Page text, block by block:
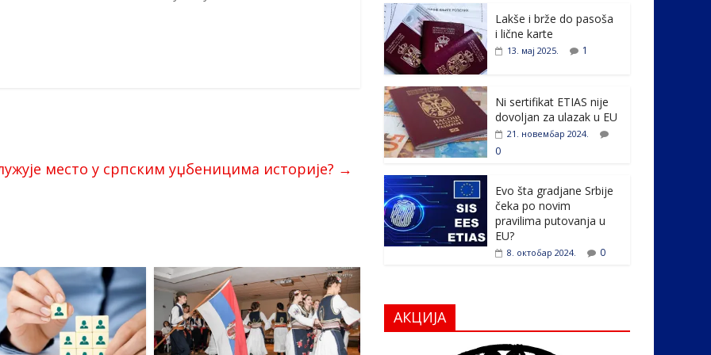
место у српским уџбеницима историје? →
b
o
o
k
er e
dI
e
Lakše i brže do pasoša
i lične karte
13. мај 2025. 1
Ni sertifikat ETIAS nije
dovoljan za ulazak u EU
21. новембар 2024.
0
Evo šta gradjane Srbije
čeka po novim
pravilima putovanja u
EU?
8. октобар 2024. 0
АКЦИЈА